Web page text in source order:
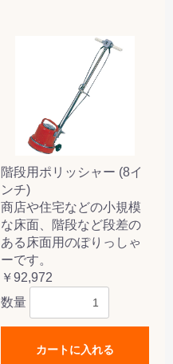
階段用ポリッシャー (8イ
ンチ)
商店や住宅などの小規模
な床面、階段など段差の
ある床面用のぽりっしゃ
ーです。
￥92,972
数量
カートに入れる